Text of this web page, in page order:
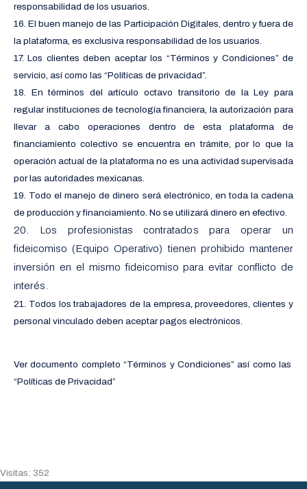
responsabilidad de los usuarios.
16. El buen manejo de las Participación Digitales, dentro y fuera de
la plataforma, es exclusiva responsabilidad de los usuarios.
17. Los clientes deben aceptar los “Términos y Condiciones” de
servicio, así como las “Políticas de privacidad”.
18. En términos del artículo octavo transitorio de la Ley para
regular instituciones de tecnología financiera, la autorización para
llevar a cabo operaciones dentro de esta plataforma de
financiamiento colectivo se encuentra en trámite, por lo que la
operación actual de la plataforma no es una actividad supervisada
por las autoridades mexicanas.
19. Todo el manejo de dinero será electrónico, en toda la cadena
de producción y financiamiento. No se utilizará dinero en efectivo.
20. Los profesionistas contratados para operar un
fideicomiso (Equipo Operativo) tienen prohibido mantener
inversión en el mismo fideicomiso para evitar conflicto de
interés.
21. Todos los trabajadores de la empresa, proveedores, clientes y
personal vinculado deben aceptar pagos electrónicos.
Ver documento completo “Términos y Condiciones” así como las
“Políticas de Privacidad”
Visitas: 352